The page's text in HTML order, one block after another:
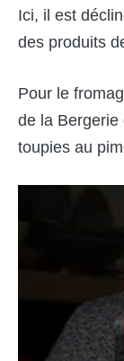
Ici, il est
des produits
Pour le
de la Bergerie
toupies au